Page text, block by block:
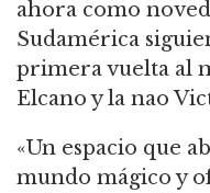
ahora como
Sudamérica
primera vuelta al
Elcano y la nao
«Un espacio que
mundo mágico y